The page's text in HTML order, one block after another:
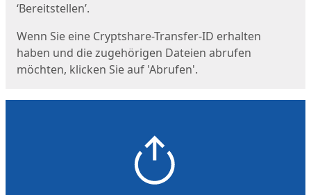
‘Bereitstellen’.
Wenn Sie eine Cryptshare-Transfer-ID erhalten
haben und die zugehörigen Dateien abrufen
möchten, klicken Sie auf 'Abrufen'.